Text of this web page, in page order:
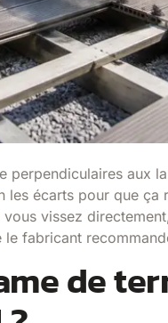
aux
écarts pour que ça
vissez
fabricant
de